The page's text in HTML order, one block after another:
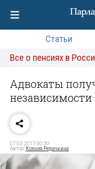
Статьи
Все о пенсиях в
Адвокаты
независимости
07.03.2017 00:30
Автор: Ксения Редичкина